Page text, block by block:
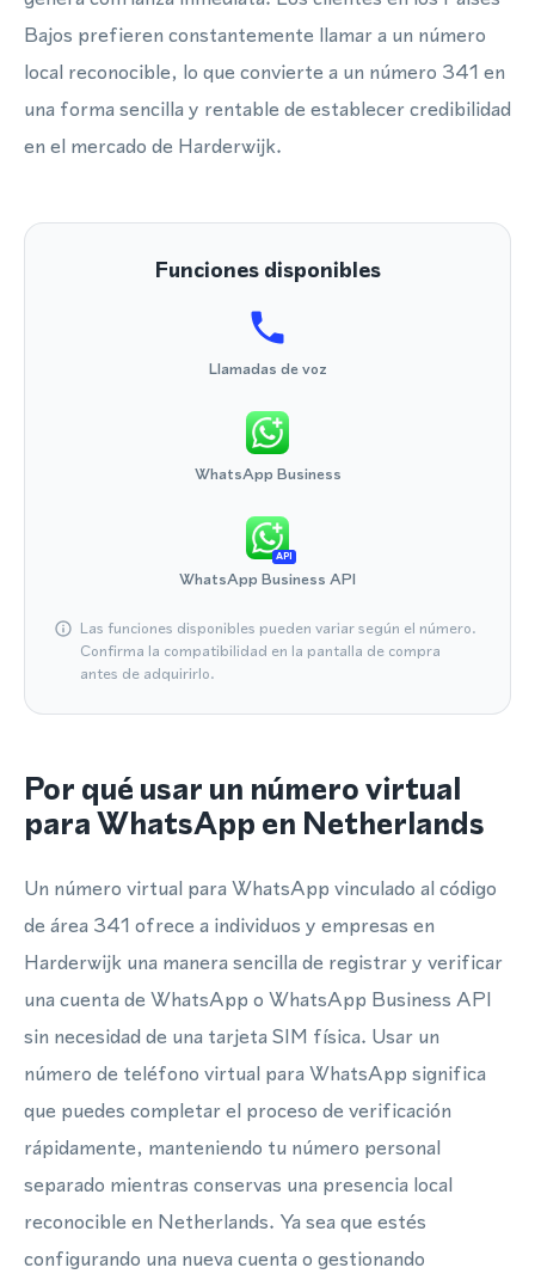
Bajos prefieren constantemente llamar a un número
local reconocible, lo que convierte a un número 341 en
una forma sencilla y rentable de establecer credibilidad
en el mercado de Harderwijk.
Funciones disponibles
Llamadas de voz
WhatsApp Business
API
WhatsApp Business API
Las funciones disponibles pueden variar según el número.
Confirma la compatibilidad en la pantalla de compra
antes de adquirirlo.
Por qué usar un número virtual
para WhatsApp en Netherlands
Un número virtual para WhatsApp vinculado al código
de área 341 ofrece a individuos y empresas en
Harderwijk una manera sencilla de registrar y verificar
una cuenta de WhatsApp o WhatsApp Business API
sin necesidad de una tarjeta SIM física. Usar un
número de teléfono virtual para WhatsApp significa
que puedes completar el proceso de verificación
rápidamente, manteniendo tu número personal
separado mientras conservas una presencia local
reconocible en Netherlands. Ya sea que estés
configurando una nueva cuenta o gestionando